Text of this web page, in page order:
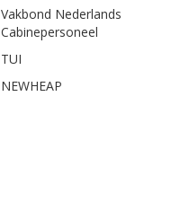
Vakbond Nederlands
Cabinepersoneel
TUI
NEWHEAP